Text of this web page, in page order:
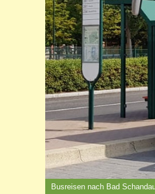
Busreisen nach Bad